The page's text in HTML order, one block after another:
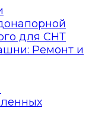
для СНТ
Ремонт и